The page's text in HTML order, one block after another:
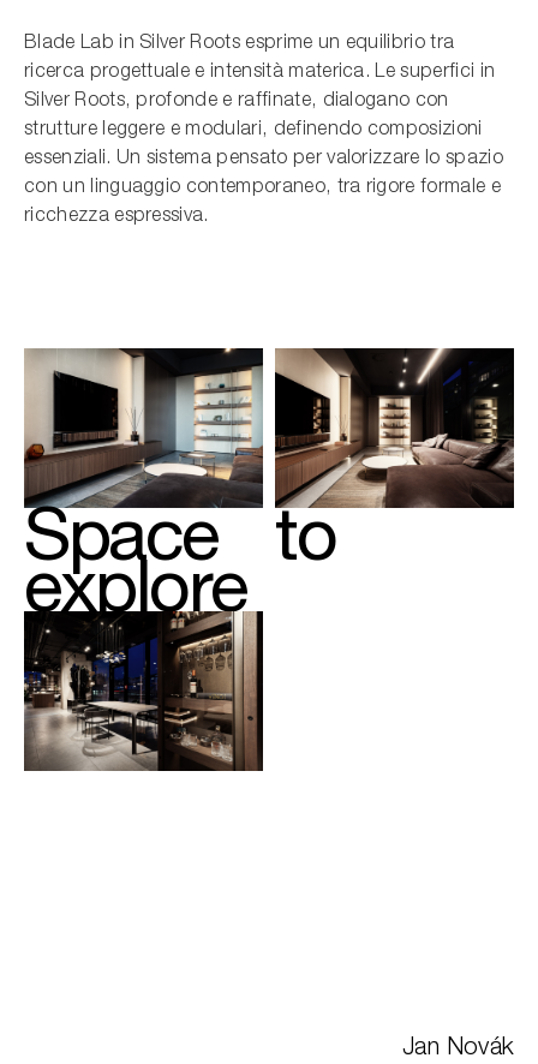
Blade Lab in Silver Roots esprime un equilibrio tra
ricerca progettuale e intensità materica. Le superfici in
Silver Roots, profonde e raffinate, dialogano con
strutture leggere e modulari, definendo composizioni
essenziali. Un sistema pensato per valorizzare lo spazio
con un linguaggio contemporaneo, tra rigore formale e
ricchezza espressiva.
Space to
explore
Jan Novák